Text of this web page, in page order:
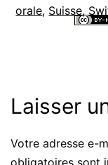
orale, Suisse,
Laisser
Votre adresse e-
Alternative: